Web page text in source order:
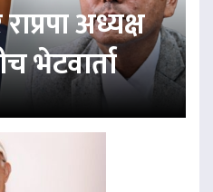
राप्रपा अध्यक्ष
भेटवार्ता